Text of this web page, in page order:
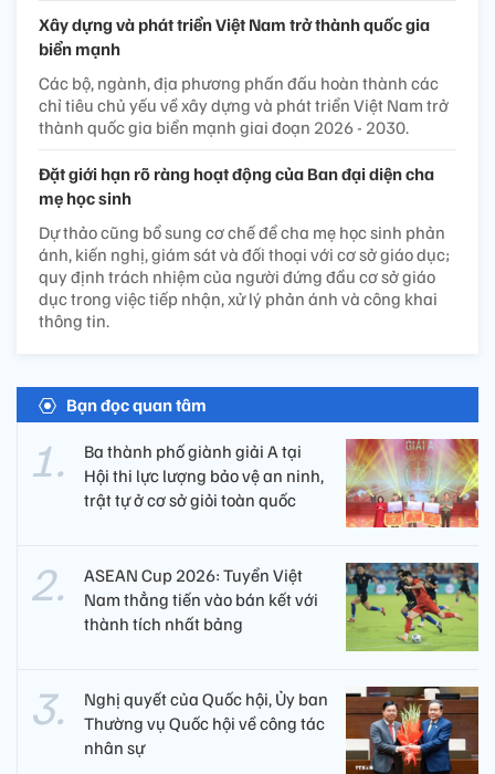
Xây dựng và phát triển Việt Nam trở thành quốc gia
biển mạnh
Các bộ, ngành, địa phương phấn đấu hoàn thành các
chỉ tiêu chủ yếu về xây dựng và phát triển Việt Nam trở
thành quốc gia biển mạnh giai đoạn 2026 - 2030.
Đặt giới hạn rõ ràng hoạt động của Ban đại diện cha
mẹ học sinh
Dự thảo cũng bổ sung cơ chế để cha mẹ học sinh phản
ánh, kiến nghị, giám sát và đối thoại với cơ sở giáo dục;
quy định trách nhiệm của người đứng đầu cơ sở giáo
dục trong việc tiếp nhận, xử lý phản ánh và công khai
thông tin.
Bạn đọc quan tâm
Ba thành phố giành giải A tại
Hội thi lực lượng bảo vệ an ninh,
trật tự ở cơ sở giỏi toàn quốc
ASEAN Cup 2026: Tuyển Việt
Nam thẳng tiến vào bán kết với
thành tích nhất bảng
Nghị quyết của Quốc hội, Ủy ban
Thường vụ Quốc hội về công tác
nhân sự